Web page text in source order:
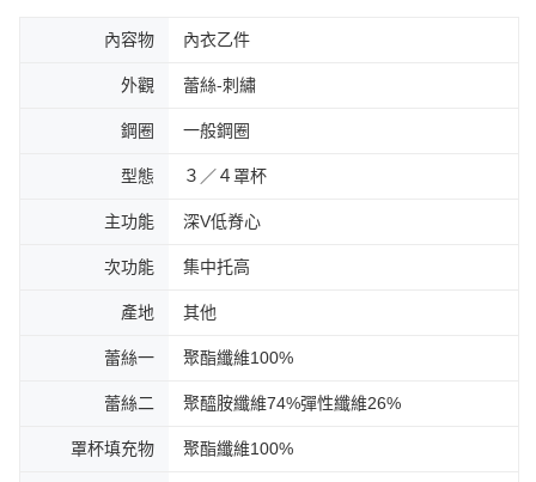
內容物 內衣乙件
外觀 蕾絲-刺繡
鋼圈 一般鋼圈
型態 ３／４罩杯
主功能 深V低脊心
次功能 集中托高
產地 其他
蕾絲一 聚酯纖維100%
蕾絲二 聚醯胺纖維74%彈性纖維26%
罩杯填充物 聚酯纖維100%